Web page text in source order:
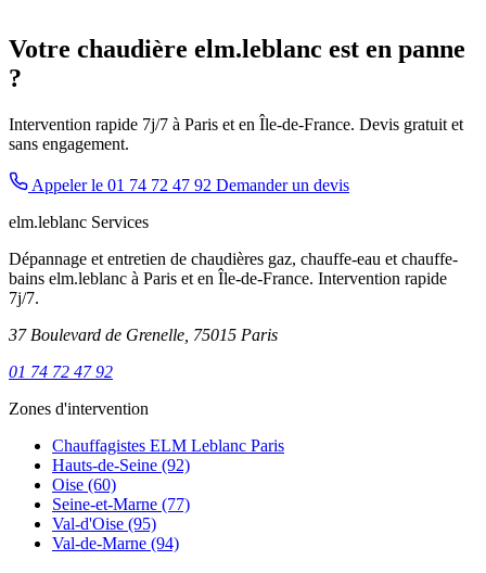
Votre chaudière elm.leblanc est en panne
?
Intervention rapide 7j/7 à Paris et en Île-de-France. Devis gratuit et
sans engagement.
Appeler le 01 74 72 47 92 Demander un devis
elm.leblanc Services
Dépannage et entretien de chaudières gaz, chauffe-eau et chauffe-
bains elm.leblanc à Paris et en Île-de-France. Intervention rapide
7j/7.
37 Boulevard de Grenelle, 75015 Paris
01 74 72 47 92
Zones d'intervention
Chauffagistes ELM Leblanc Paris
Hauts-de-Seine (92)
Oise (60)
Seine-et-Marne (77)
Val-d'Oise (95)
Val-de-Marne (94)